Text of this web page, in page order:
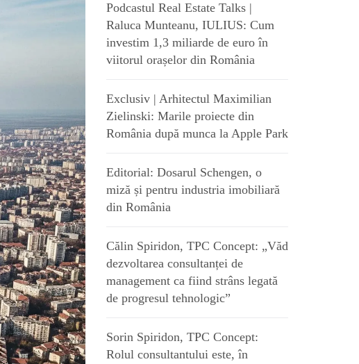
Podcastul Real Estate Talks |
Raluca Munteanu, IULIUS: Cum
investim 1,3 miliarde de euro în
viitorul orașelor din România
Exclusiv | Arhitectul Maximilian
Zielinski: Marile proiecte din
România după munca la Apple Park
Editorial: Dosarul Schengen, o
miză și pentru industria imobiliară
din România
Călin Spiridon, TPC Concept: „Văd
dezvoltarea consultanței de
management ca fiind strâns legată
de progresul tehnologic”
Sorin Spiridon, TPC Concept:
Rolul consultantului este, în